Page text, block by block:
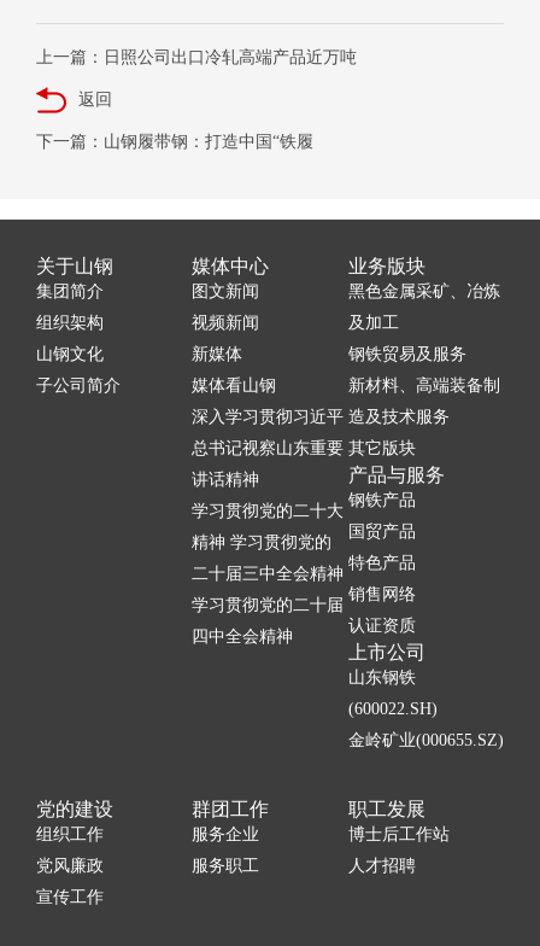
上一篇：日照公司出口冷轧高端产品近万吨
返回
下一篇：山钢履带钢：打造中国“铁履
关于山钢
集团简介
组织架构
山钢文化
子公司简介
媒体中心
图文新闻
视频新闻
新媒体
媒体看山钢
深入学习贯彻习近平
总书记视察山东重要
讲话精神
学习贯彻党的二十大
精神 学习贯彻党的
二十届三中全会精神
学习贯彻党的二十届
四中全会精神
业务版块
黑色金属采矿、冶炼
及加工
钢铁贸易及服务
新材料、高端装备制
造及技术服务
其它版块
产品与服务
钢铁产品
国贸产品
特色产品
销售网络
认证资质
上市公司
山东钢铁
(600022.SH)
金岭矿业(000655.SZ)
党的建设
组织工作
党风廉政
宣传工作
群团工作
服务企业
服务职工
职工发展
博士后工作站
人才招聘